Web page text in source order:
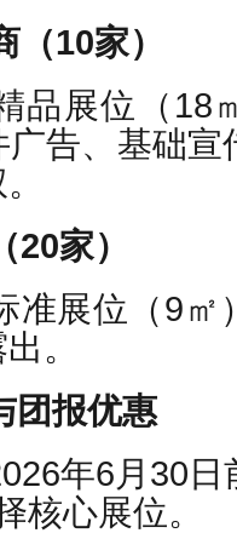
10家）
品展位（18
广告、基础宣
家）
准展位（9㎡
。
团报优惠
年6月30日
核心展位。